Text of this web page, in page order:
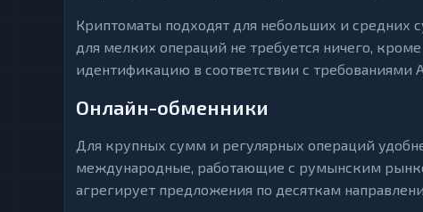
Криптоматы подходят для небольших и средних
для мелких операций не требуется ничего,
идентификацию в соответствии с требованиями
Онлайн-обменники
Для крупных сумм и регулярных операций
международные, работающие с румынским
агрегирует предложения по десяткам